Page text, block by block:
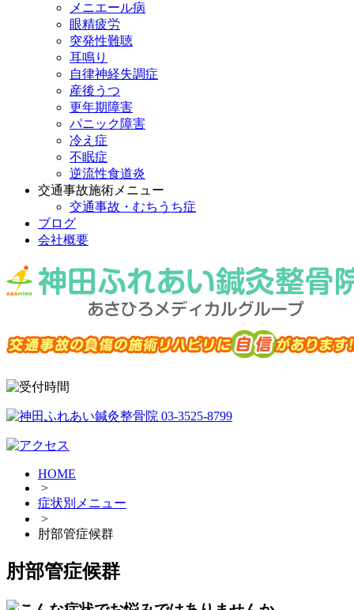
メニエール病
眼精疲労
突発性難聴
耳鳴り
自律神経失調症
産後うつ
更年期障害
パニック障害
冷え症
不眠症
逆流性食道炎
交通事故施術メニュー
交通事故・むちうち症
ブログ
会社概要
HOME
>
症状別メニュー
>
肘部管症候群
肘部管症候群